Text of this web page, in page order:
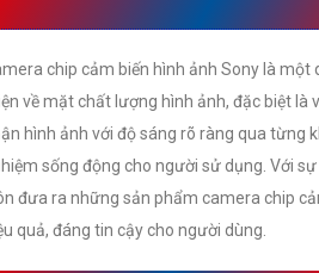
chip cảm biến hình ảnh Sony là
về mặt chất lượng hình ảnh, đặc biệt là
hình ảnh với độ sáng rõ ràng qua từng
sống động cho người sử dụng. Với
đưa ra những sản phẩm camera chip
quả, đáng tin cậy cho người dùng.